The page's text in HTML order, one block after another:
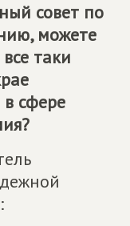
совет по
можете
таки
в сфере